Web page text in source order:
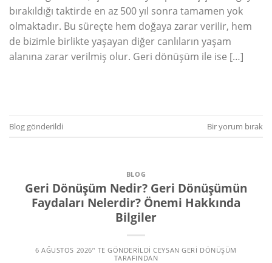
bırakıldığı taktirde en az 500 yıl sonra tamamen yok
olmaktadır. Bu süreçte hem doğaya zarar verilir, hem
de bizimle birlikte yaşayan diğer canlıların yaşam
alanına zarar verilmiş olur. Geri dönüşüm ile ise […]
Blog gönderildi Bir yorum bırak
BLOG
Geri Dönüşüm Nedir? Geri Dönüşümün
Faydaları Nelerdir? Önemi Hakkında
Bilgiler
6 AĞUSTOS 2026’' TE GÖNDERILDI CEYSAN GERI DÖNÜŞÜM
TARAFINDAN